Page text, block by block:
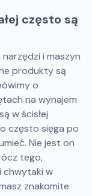
często są
i maszyn
produkty są
o
na wynajem
w ścisłej
często sięga po
Nie jest on
tego,
chwytaki w
znakomite